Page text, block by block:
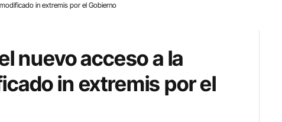
in extremis por el Gobierno
nuevo acceso a la
in extremis por el